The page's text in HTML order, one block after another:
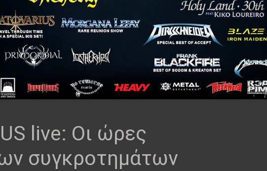
live: Οι ώρες
συγκροτημάτων